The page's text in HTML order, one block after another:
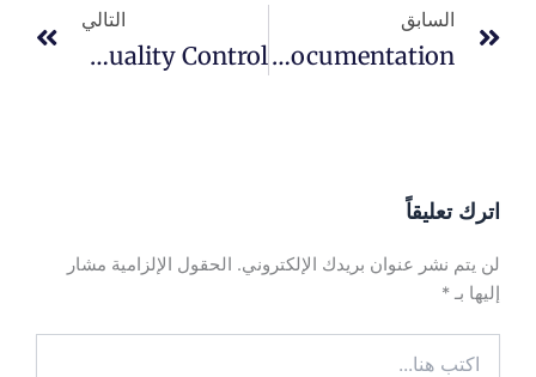
Do You Provide Quality Documentation?
What Is Outgoing Quality Control?
الحقول الإلزامية مشار